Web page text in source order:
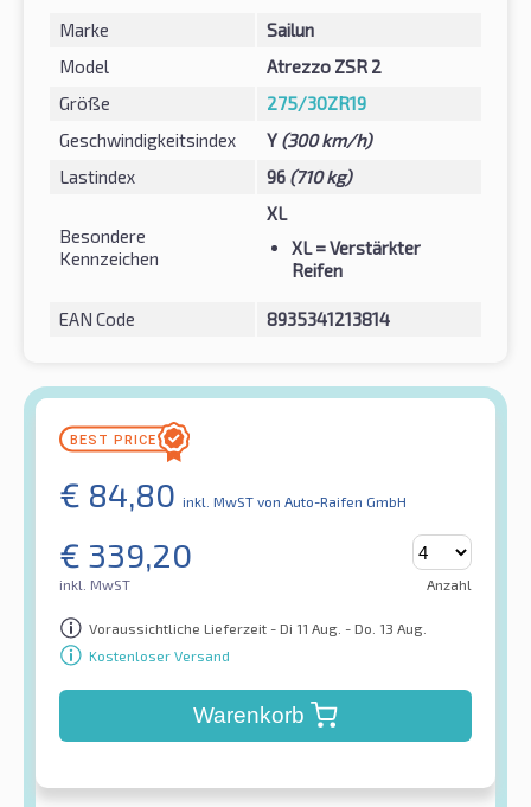
Marke
Sailun
Model
Atrezzo ZSR 2
Größe
275/30ZR19
Geschwindigkeitsindex
Y (300 km/h)
Lastindex
96 (710 kg)
Besondere
Kennzeichen
XL
XL= Verstärkter
Reifen
EAN Code 8935341213814
€ 84,80 inkl. MwST von Auto-Raifen GmbH
€ 339,20
inkl. MwST Anzahl
Voraussichtliche Lieferzeit - Di 11 Aug. - Do. 13 Aug.
Kostenloser Versand
Warenkorb